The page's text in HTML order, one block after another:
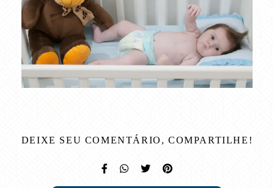
DEIXE SEU COMENTÁRIO, COMPARTILHE!